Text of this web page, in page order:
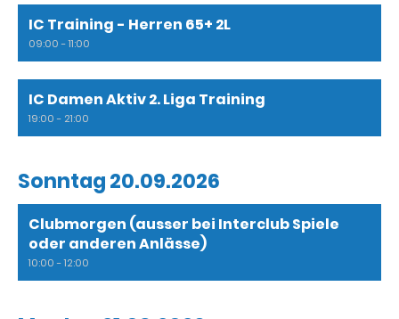
IC Training - Herren 65+ 2L
09:00 - 11:00
IC Damen Aktiv 2. Liga Training
19:00 - 21:00
Sonntag 20.09.2026
Clubmorgen (ausser bei Interclub Spiele
oder anderen Anlässe)
10:00 - 12:00